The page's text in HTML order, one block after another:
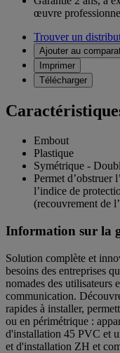
œuvre
Trouver un
Ajouter au
Imprimer
Télécharger
Embout
Plastique
Symétrique -
Permet d’obstruer
l’indice de
(recouvrement de
Information sur la
Solution complète et
besoins des entreprises
nomades des utilisateurs
communication.
rapides à installer,
ou en périmétrique :
d'installation 45 PVC et
et d'installation ZH et